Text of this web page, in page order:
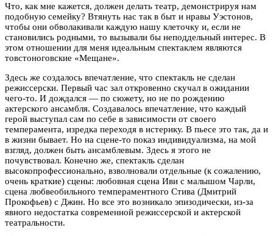
Что, как мне кажется, должен делать театр, демонстрируя нам
подобную семейку? Втянуть нас так в быт и нравы Уэстонов,
чтобы они обволакивали каждую нашу клеточку и, если не
становились родными, то вызывали бы неподдельный интерес. В
этом отношении для меня идеальным спектаклем являются
товстоноговские «Мещане».
Здесь же создалось впечатление, что спектакль не сделан
режиссерски. Первый час зал откровенно скучал в ожидании
чего-то. И дождался — по сюжету, но не по рождению
актерского ансамбля. Создавалось впечатление, что каждый
герой выступал сам по себе в зависимости от своего
темперамента, изредка переходя в истерику. В пьесе это так, да и
в жизни бывает. Но на сцене-то показ индивидуализма, на мой
взгляд, должен быть ансамблевым. Здесь я этого не
почувствовал. Конечно же, спектакль сделан
высокопрофессионально, взволновали отдельные (к сожалению,
очень краткие) сцены: любовная сцена Иви с малышом Чарли,
сцена любвеобильного темпераментного Стива (Дмитрий
Прокофьев) с Джин. Но все это возникало эпизодически, из-за
явного недостатка современной режиссерской и актерской
театральности.